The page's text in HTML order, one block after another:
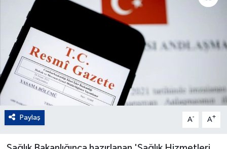
Paylaş A- A+